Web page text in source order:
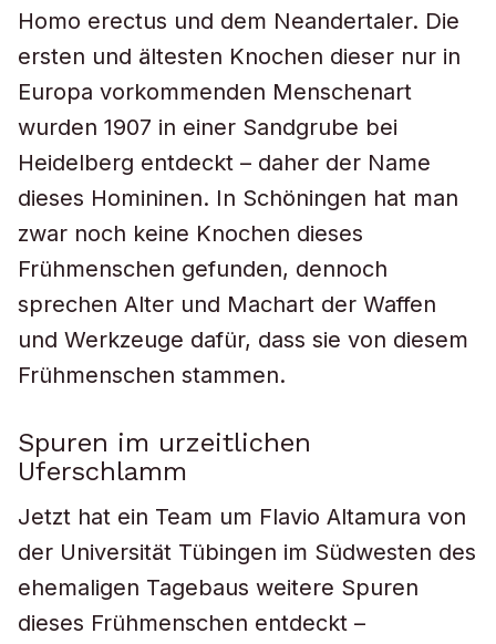
Homo erectus und dem Neandertaler. Die
ersten und ältesten Knochen dieser nur in
Europa vorkommenden Menschenart
wurden 1907 in einer Sandgrube bei
Heidelberg entdeckt – daher der Name
dieses Homininen. In Schöningen hat man
zwar noch keine Knochen dieses
Frühmenschen gefunden, dennoch
sprechen Alter und Machart der Waffen
und Werkzeuge dafür, dass sie von diesem
Frühmenschen stammen.
Spuren im urzeitlichen
Uferschlamm
Jetzt hat ein Team um Flavio Altamura von
der Universität Tübingen im Südwesten des
ehemaligen Tagebaus weitere Spuren
dieses Frühmenschen entdeckt –